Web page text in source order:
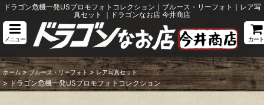
ドラゴン危機一発USプロモフォトコレクション｜ブルース・リーフォト｜レア写
真セット ｜ドラゴンなお店 今井商店
メニュー カート
ホーム > ブルース・リーフォト > レア写真セット
> ドラゴン危機一発USプロモフォトコレクション